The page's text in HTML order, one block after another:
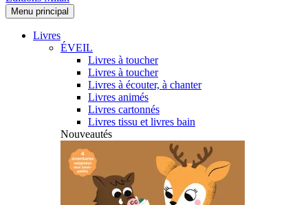
Menu principal
Livres
ÉVEIL
Livres à toucher
Livres à toucher
Livres à écouter, à chanter
Livres animés
Livres cartonnés
Livres tissu et livres bain
Nouveautés